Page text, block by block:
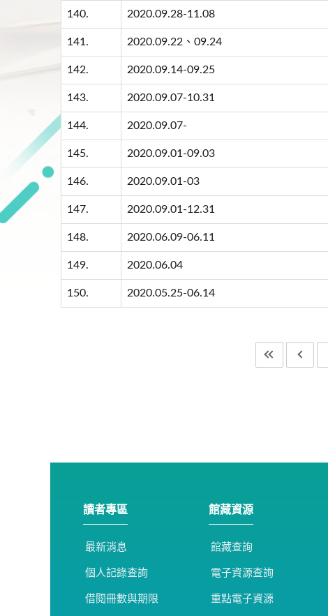
140. 2020.09.28-11.08
141. 2020.09.22、09.24
142. 2020.09.14-09.25
143. 2020.09.07-10.31
144. 2020.09.07-
145. 2020.09.01-09.03
146. 2020.09.01-03
147. 2020.09.01-12.31
148. 2020.06.09-06.11
149. 2020.06.04
150. 2020.05.25-06.14
讀者專區
最新消息
個人記錄查詢
借閱冊數與期限
館藏資源
館藏查詢
電子資源查詢
重點電子資源